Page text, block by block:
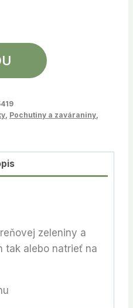
Pochutiny a zaváraniny
zeleniny a
tak alebo natrieť na